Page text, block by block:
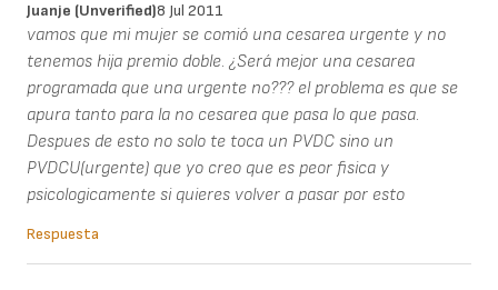
Juanje (unverified)8 Jul 2011
vamos que mi mujer se comió una cesarea urgente y no
tenemos hija premio doble. ¿Será mejor una cesarea
programada que una urgente no??? el problema es que se
apura tanto para la no cesarea que pasa lo que pasa.
Despues de esto no solo te toca un PVDC sino un
PVDCU(urgente) que yo creo que es peor fisica y
psicologicamente si quieres volver a pasar por esto
Respuesta